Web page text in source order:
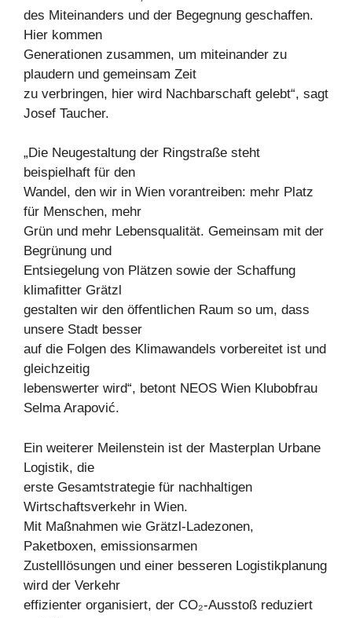
des Miteinanders und der Begegnung geschaffen.
Hier kommen
Generationen zusammen, um miteinander zu
plaudern und gemeinsam Zeit
zu verbringen, hier wird Nachbarschaft gelebt“, sagt
Josef Taucher.
„Die Neugestaltung der Ringstraße steht
beispielhaft für den
Wandel, den wir in Wien vorantreiben: mehr Platz
für Menschen, mehr
Grün und mehr Lebensqualität. Gemeinsam mit der
Begrünung und
Entsiegelung von Plätzen sowie der Schaffung
klimafitter Grätzl
gestalten wir den öffentlichen Raum so um, dass
unsere Stadt besser
auf die Folgen des Klimawandels vorbereitet ist und
gleichzeitig
lebenswerter wird“, betont NEOS Wien Klubobfrau
Selma Arapović.
Ein weiterer Meilenstein ist der Masterplan Urbane
Logistik, die
erste Gesamtstrategie für nachhaltigen
Wirtschaftsverkehr in Wien.
Mit Maßnahmen wie Grätzl-Ladezonen,
Paketboxen, emissionsarmen
Zustelllösungen und einer besseren Logistikplanung
wird der Verkehr
effizienter organisiert, der CO₂-Ausstoß reduziert